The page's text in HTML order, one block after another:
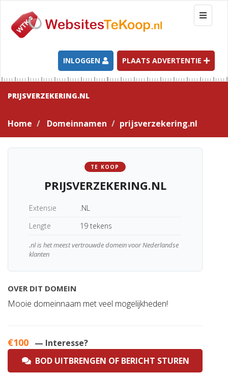
T
o
g
l
e
n
a
t
INLOGGEN PLAATS ADVERTENTIE
PRIJSVERZEKERING.NL
Home Domeinnamen prijsverzekering.nl
TE KOOP
PRIJSVERZEKERING.NL
Extensie
.NL
Lengte
19 tekens
.nl is het meest vertrouwde domein voor Nederlandse
klanten
OVER DIT DOMEIN
Mooie domeinnaam met veel mogelijkheden!
€100 — Interesse?
BOD UITBRENGEN OF BERICHT STUREN